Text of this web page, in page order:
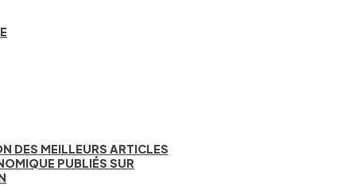
DES MEILLEURS ARTICLES
PUBLIÉS SUR